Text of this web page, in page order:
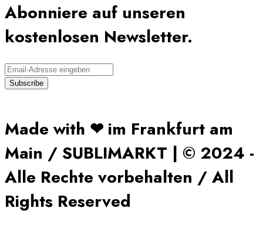
Abonniere auf unseren
kostenlosen Newsletter.
Made with ❤ im Frankfurt am
Main / SUBLIMARKT | © 2024 -
Alle Rechte vorbehalten / All
Rights Reserved